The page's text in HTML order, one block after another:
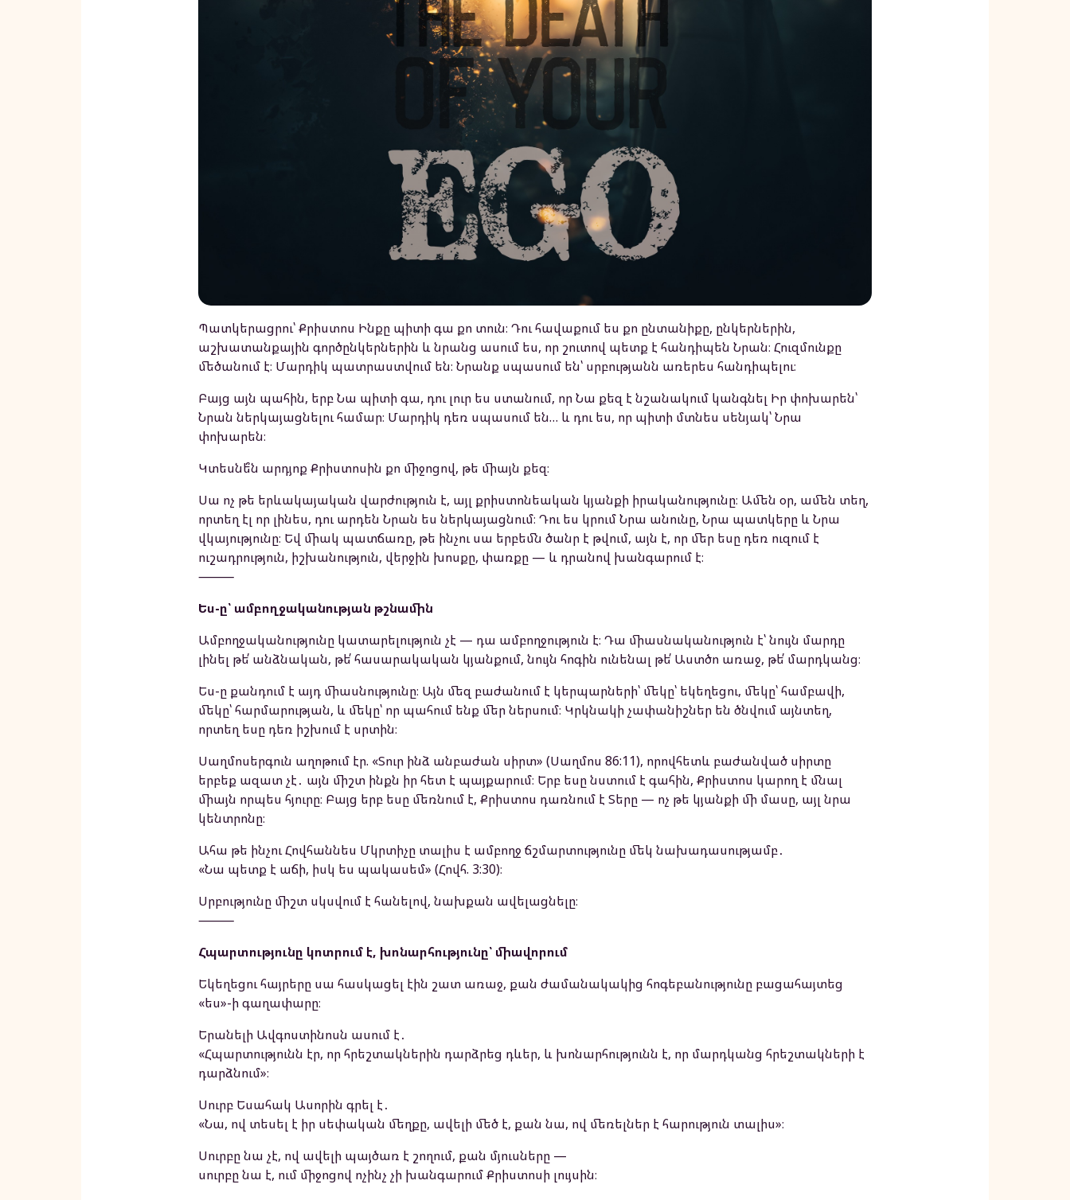
Պատկերացրու՝ Քրիստոս Ինքը պիտի գա քո տուն։ Դու հավաքում ես քո ընտանիքը, ընկերներին,
աշխատանքային գործընկերներին և նրանց ասում ես, որ շուտով պետք է հանդիպեն Նրան։ Հուզմունքը
մեծանում է։ Մարդիկ պատրաստվում են։ Նրանք սպասում են՝ սրբությանն առերես հանդիպելու։
Բայց այն պահին, երբ Նա պիտի գա, դու լուր ես ստանում, որ Նա քեզ է նշանակում կանգնել Իր փոխարեն՝
Նրան ներկայացնելու համար։ Մարդիկ դեռ սպասում են… և դու ես, որ պիտի մտնես սենյակ՝ Նրա
փոխարեն։
Կտեսնե՞ն արդյոք Քրիստոսին քո միջոցով, թե միայն քեզ։
Սա ոչ թե երևակայական վարժություն է, այլ քրիստոնեական կյանքի իրականությունը։ Ամեն օր, ամեն տեղ,
որտեղ էլ որ լինես, դու արդեն Նրան ես ներկայացնում։ Դու ես կրում Նրա անունը, Նրա պատկերը և Նրա
վկայությունը։ Եվ միակ պատճառը, թե ինչու սա երբեմն ծանր է թվում, այն է, որ մեր եսը դեռ ուզում է
ուշադրություն, իշխանություն, վերջին խոսքը, փառքը — և դրանով խանգարում է։
⸻
Ես-ը՝ ամբողջականության թշնամին
Ամբողջականությունը կատարելություն չէ — դա ամբողջություն է։ Դա միասնականություն է՝ նույն մարդը
լինել թե՛ անձնական, թե՛ հասարակական կյանքում, նույն հոգին ունենալ թե՛ Աստծո առաջ, թե՛ մարդկանց։
Ես-ը քանդում է այդ միասնությունը։ Այն մեզ բաժանում է կերպարների՝ մեկը՝ եկեղեցու, մեկը՝ համբավի,
մեկը՝ հարմարության, և մեկը՝ որ պահում ենք մեր ներսում։ Կրկնակի չափանիշներ են ծնվում այնտեղ,
որտեղ եսը դեռ իշխում է սրտին։
Սաղմոսերգուն աղոթում էր. «Տուր ինձ անբաժան սիրտ» (Սաղմոս 86:11), որովհետև բաժանված սիրտը
երբեք ազատ չէ․ այն միշտ ինքն իր հետ է պայքարում։ Երբ եսը նստում է գահին, Քրիստոս կարող է մնալ
միայն որպես հյուրը։ Բայց երբ եսը մեռնում է, Քրիստոս դառնում է Տերը — ոչ թե կյանքի մի մասը, այլ նրա
կենտրոնը։
Ահա թե ինչու Հովհաննես Մկրտիչը տալիս է ամբողջ ճշմարտությունը մեկ նախադասությամբ․
«Նա պետք է աճի, իսկ ես պակասեմ» (Հովհ. 3:30)։
Սրբությունը միշտ սկսվում է հանելով, նախքան ավելացնելը։
⸻
Հպարտությունը կոտրում է, խոնարհությունը՝ միավորում
Եկեղեցու հայրերը սա հասկացել էին շատ առաջ, քան ժամանակակից հոգեբանությունը բացահայտեց
«ես»-ի գաղափարը։
Երանելի Ավգոստինոսն ասում է․
«Հպարտությունն էր, որ հրեշտակներին դարձրեց դևեր, և խոնարհությունն է, որ մարդկանց հրեշտակների է
դարձնում»։
Սուրբ Եսահակ Ասորին գրել է․
«Նա, ով տեսել է իր սեփական մեղքը, ավելի մեծ է, քան նա, ով մեռելներ է հարություն տալիս»։
Սուրբը նա չէ, ով ավելի պայծառ է շողում, քան մյուսները —
սուրբը նա է, ում միջոցով ոչինչ չի խանգարում Քրիստոսի լույսին։